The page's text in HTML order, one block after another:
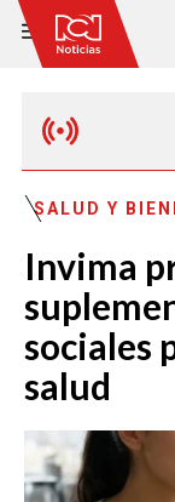
SALUD Y
Invima
sociales
salud